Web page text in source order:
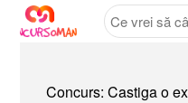
Concurs: Castiga o